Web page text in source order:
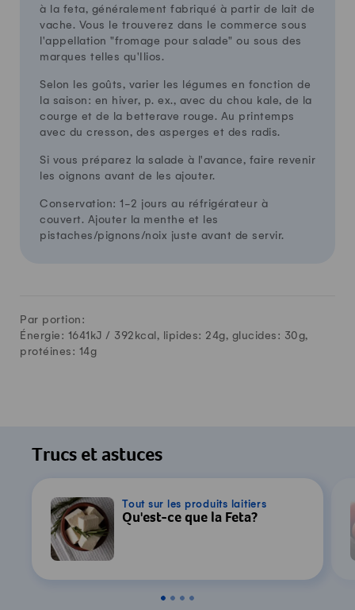
à la feta, généralement fabriqué à partir de lait de
vache. Vous le trouverez dans le commerce sous
l'appellation "fromage pour salade" ou sous des
marques telles qu'Ilios.
Selon les goûts, varier les légumes en fonction de
la saison: en hiver, p. ex., avec du chou kale, de la
courge et de la betterave rouge. Au printemps
avec du cresson, des asperges et des radis.
Si vous préparez la salade à l'avance, faire revenir
les oignons avant de les ajouter.
Conservation: 1-2 jours au réfrigérateur à
couvert. Ajouter la menthe et les
pistaches/pignons/noix juste avant de servir.
Par portion:
Énergie: 1641kJ / 392 kcal, lipides: 24g, glucides: 30g,
protéines: 14g
Trucs et astuces
Tout sur les produits laitiers
Qu'est-ce que la Feta?